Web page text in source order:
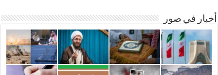
أخبار في صور